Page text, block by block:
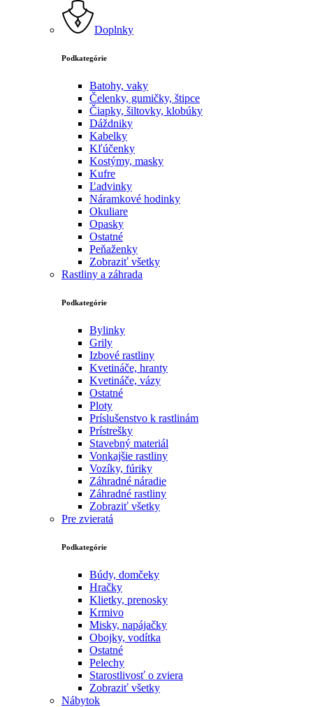
Doplnky
Podkategórie
Batohy, vaky
Čelenky, gumičky, štipce
Čiapky, šiltovky, klobúky
Dáždniky
Kabelky
Kľúčenky
Kostýmy, masky
Kufre
Ľadvinky
Náramkové hodinky
Okuliare
Opasky
Ostatné
Peňaženky
Zobraziť všetky
Rastliny a záhrada
Podkategórie
Bylinky
Grily
Izbové rastliny
Kvetináče, hranty
Kvetináče, vázy
Ostatné
Ploty
Príslušenstvo k rastlinám
Prístrešky
Stavebný materiál
Vonkajšie rastliny
Vozíky, fúriky
Záhradné náradie
Záhradné rastliny
Zobraziť všetky
Pre zvieratá
Podkategórie
Búdy, domčeky
Hračky
Klietky, prenosky
Krmivo
Misky, napájačky
Obojky, vodítka
Ostatné
Pelechy
Starostlivosť o zviera
Zobraziť všetky
Nábytok